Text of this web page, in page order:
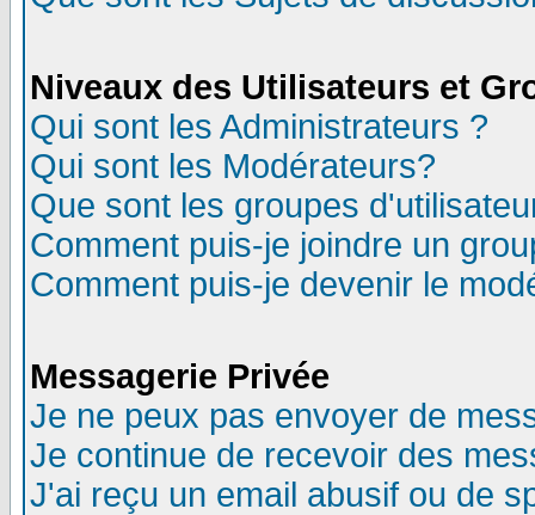
Niveaux des Utilisateurs et
Qui sont les Administrateurs ?
Qui sont les Modérateurs?
Que sont les groupes
Comment puis-je joindre un
Comment puis-je devenir le
Messagerie Privée
Je ne peux pas envoyer de
Je continue de recevoir des
J'ai reçu un email abusif ou de